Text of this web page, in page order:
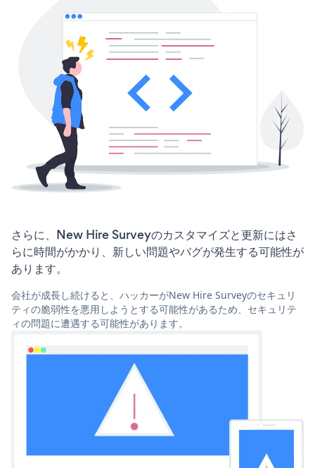
さらに、New Hire Surveyのカスタマイズと更新にはさ
らに時間がかかり、新しい問題やバグが発生する可能性が
あります。
会社が成長し続けると、ハッカーがNew Hire Surveyのセキュリ
ティの脆弱性を悪用しようとする可能性があるため、セキュリテ
ィの問題に遭遇する可能性があります。